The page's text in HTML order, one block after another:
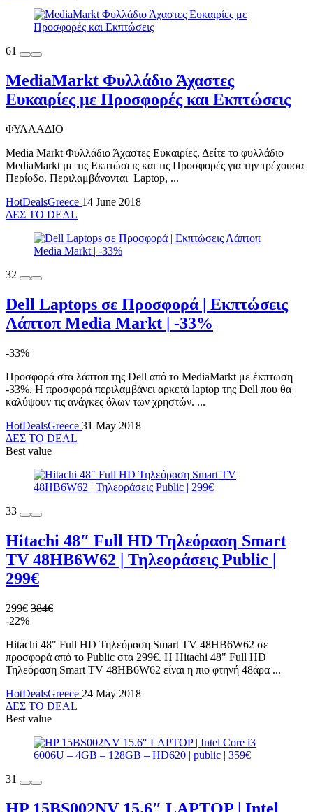
61
MediaMarkt Φυλλάδιο Άχαστες
Ευκαιρίες με Προσφορές και Εκπτώσεις
ΦΥΛΛΑΔΙΟ
Media Markt Φυλλάδιο Άχαστες Ευκαιρίες. Δείτε το φυλλάδιο
MediaMarkt με τις Εκπτώσεις και τις Προσφορές για την τρέχουσα
Περίοδο. Περιλαμβάνονται Laptop, ...
HotDealsGreece 14 June 2018
ΔΕΣ ΤΟ DEAL
32
Dell Laptops σε Προσφορά | Εκπτώσεις
Λάπτοπ Media Markt | -33%
-33%
Προσφορά στα λάπτοπ της Dell από το MediaMarkt με έκπτωση
-33%. Η προσφορά περιλαμβάνει αρκετά laptop της Dell που θα
καλύψουν τις ανάγκες όλων των χρηστών. ...
HotDealsGreece 31 May 2018
ΔΕΣ ΤΟ DEAL
Best value
33
Hitachi 48″ Full HD Τηλεόραση Smart
TV 48HB6W62 | Τηλεοράσεις Public |
299€
299€ 384€
-22%
Hitachi 48" Full HD Τηλεόραση Smart TV 48HB6W62 σε
προσφορά από το Public στα 299€. Η Hitachi 48" Full HD
Τηλεόραση Smart TV 48HB6W62 είναι η πιο φτηνή 48άρα ...
HotDealsGreece 24 May 2018
ΔΕΣ ΤΟ DEAL
Best value
31
HP 15BS002NV 15.6″ LAPTOP | Intel